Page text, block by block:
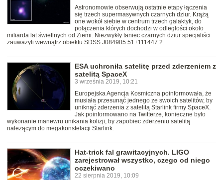
Astronomowie obserwują ostatnie etapy łączenia
się trzech supermasywnych czarnych dziur. Krążą
one wokół siebie w centrum trzech galaktyk, do
połączenia których dochodzi w odległości około
miliarda lat świetlnych od Ziemi. Niezwykły taniec czarnych dziur specjaliści
zauważyli wewnątrz obiektu SDSS J084905.51+111447.2.
ESA uchroniła satelitę przed zderzeniem z
satelitą SpaceX
3 września 2019, 10:21
Europejska Agencja Kosmiczna poinformowała, że
musiała przesunąć jednego ze swoich satelitów, by
uniknąć zderzenia z satelitą Starlink firmy SpaceX.
Jak poinformowano na Twitterze, konieczne było
wykonanie manewru unikania kolizji, by zapobiec zderzeniu satelitą
należącym do megakonstelacji Starlink.
Hat-trick fal grawitacyjnych. LIGO
zarejestrował wszystko, czego od niego
oczekiwano
22 sierpnia 2019, 10:09